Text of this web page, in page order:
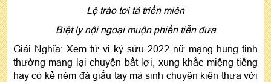
Lệ trào tơi tả triền miên
Biệt ly nội ngoại muộn phiền tiễn đưa
Giải Nghĩa: Xem tử vi kỷ sửu 2022 nữ mạng hung tinh
thường mang lại chuyện bất lợi, xung khắc miệng tiếng
hay có kẻ ném đá giấu tay mà sinh chuyện kiện thưa với